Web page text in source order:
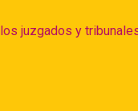
juzgados y